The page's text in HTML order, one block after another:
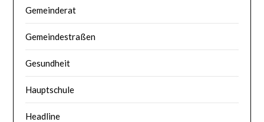
Gemeinderat
Gemeindestraßen
Gesundheit
Hauptschule
Headline